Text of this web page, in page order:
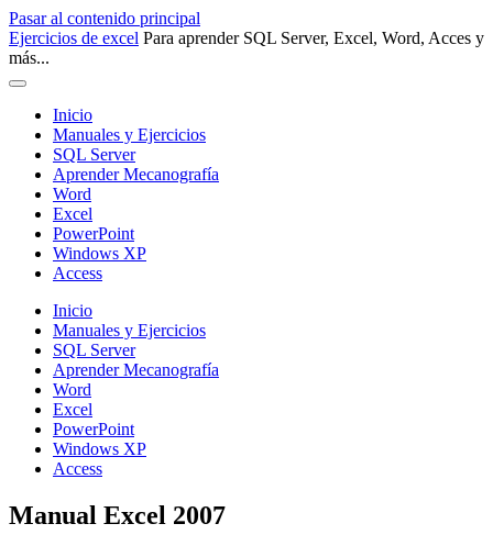
Pasar al contenido principal
Ejercicios de excel Para aprender SQL Server, Excel, Word, Acces y
más...
Inicio
Manuales y Ejercicios
SQL Server
Aprender Mecanografía
Word
Excel
PowerPoint
Windows XP
Access
Inicio
Manuales y Ejercicios
SQL Server
Aprender Mecanografía
Word
Excel
PowerPoint
Windows XP
Access
Manual Excel 2007